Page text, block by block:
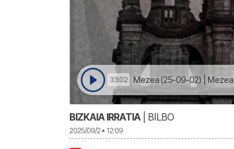
33:02 Mezea (25-09-02) | Mezea
BIZKAIA IRRATIA| BILBO
2025/09/2 • 12:09